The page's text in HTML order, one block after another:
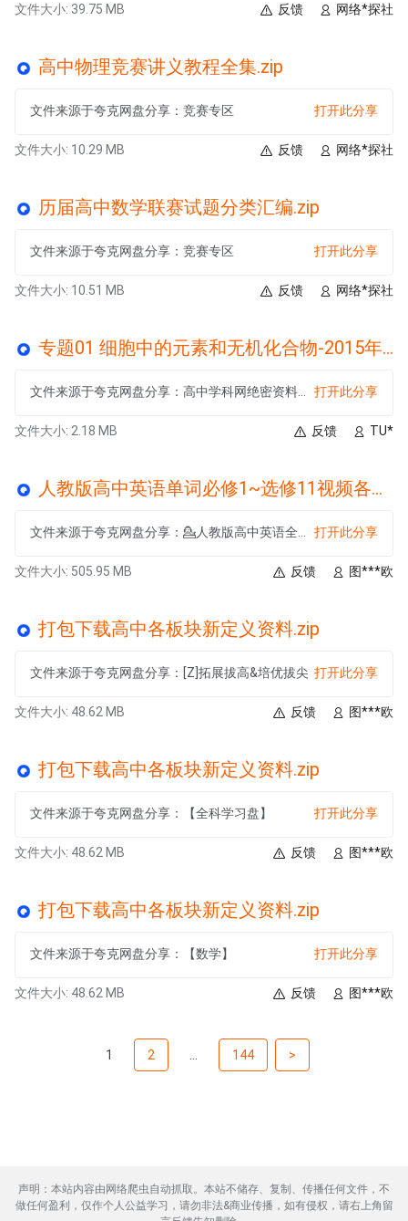
文件大小: 39.75 MB 网络*探社
反馈
高中物理竞赛讲义教程全集.zip
文件来源于夸克网盘分享：竞赛专区 打开此分享
文件大小: 10.29 MB 网络*探社
反馈
历届高中数学联赛试题分类汇编.zip
文件来源于夸克网盘分享：竞赛专区 打开此分享
文件大小: 10.51 MB 网络*探社
反馈
专题01 细胞中的元素和无机化合物-2015年高考生物拉分题专项训练.zip
打开此分享
文件大小: 2.18 MB TU*
反馈
人教版高中英语单词必修1~选修11视频各单元合集.zip
打开此分享
文件大小: 505.95 MB 图***欧
反馈
打包下载高中各板块新定义资料.zip
文件来源于夸克网盘分享：[Z]拓展拔高&培优拔尖 打开此分享
文件大小: 48.62 MB 图***欧
反馈
打包下载高中各板块新定义资料.zip
文件来源于夸克网盘分享：【全科学习盘】 打开此分享
文件大小: 48.62 MB 图***欧
反馈
打包下载高中各板块新定义资料.zip
文件来源于夸克网盘分享：【数学】 打开此分享
文件大小: 48.62 MB 图***欧
反馈
1 2 144 >
声明：本站内容由网络爬虫自动抓取。本站不储存、复制、传播任何文件，不
做任何盈利，仅作个人公益学习，请勿非法&商业传播，如有侵权，请右上角留